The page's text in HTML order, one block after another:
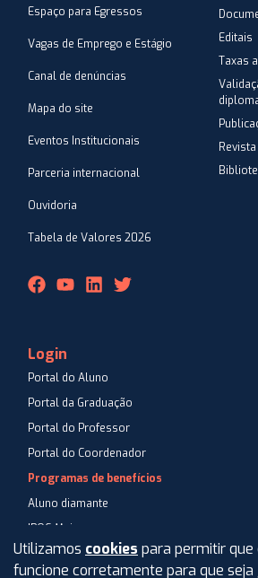
Espaço para Egressos
Vagas de Emprego e Estágio
Canal de denúncias
Mapa do site
Eventos Institucionais
Parceria internacional
Ouvidoria
Tabela de Valores 2026
Editais
Taxas
Login
Portal do Aluno
Portal da Graduação
Portal do Professor
Portal do Coordenador
Programas de benefícios
Aluno diamante
IPOG Mais
Blog
Utilizamos cookies para permitir que
funcione corretamente para que